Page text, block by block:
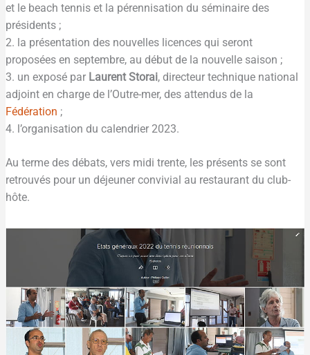
et le beach tennis et la pérennisation du séminaire des
présidents ;
2. la présentation des nouvelles licences qui seront
proposées en septembre, au début de la nouvelle saison ;
3. un exposé par Laurent Storai, directeur technique national
adjoint en charge de l’Outre-mer, des attendus de la
Fédération ;
4. l’organisation du calendrier 2023.
Au terme des débats, vers midi trente, les présents se sont
retrouvés pour un déjeuner convivial au restaurant du club-
hôte.